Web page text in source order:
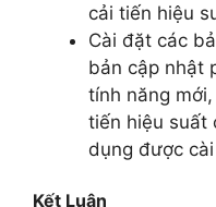
cải tiến hiệu
Cài đặt các
bản cập nhật
tính năng
tiến hiệu suất
dụng được
Kết Luận